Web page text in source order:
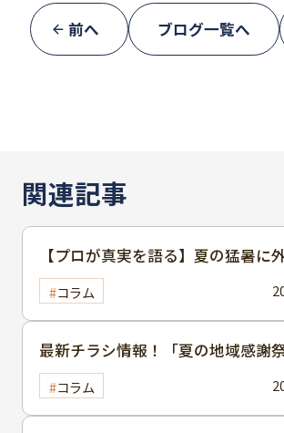
前へ ブログ一覧へ
関連記事
【プロが真実を語る】夏の猛暑に
を頼むのはタブー？メリット・デメ
と快適に乗り切る対策
コラム
最新チラシ情報！「夏の地域感謝
なプランに抽選で豪華景品！！
コラム